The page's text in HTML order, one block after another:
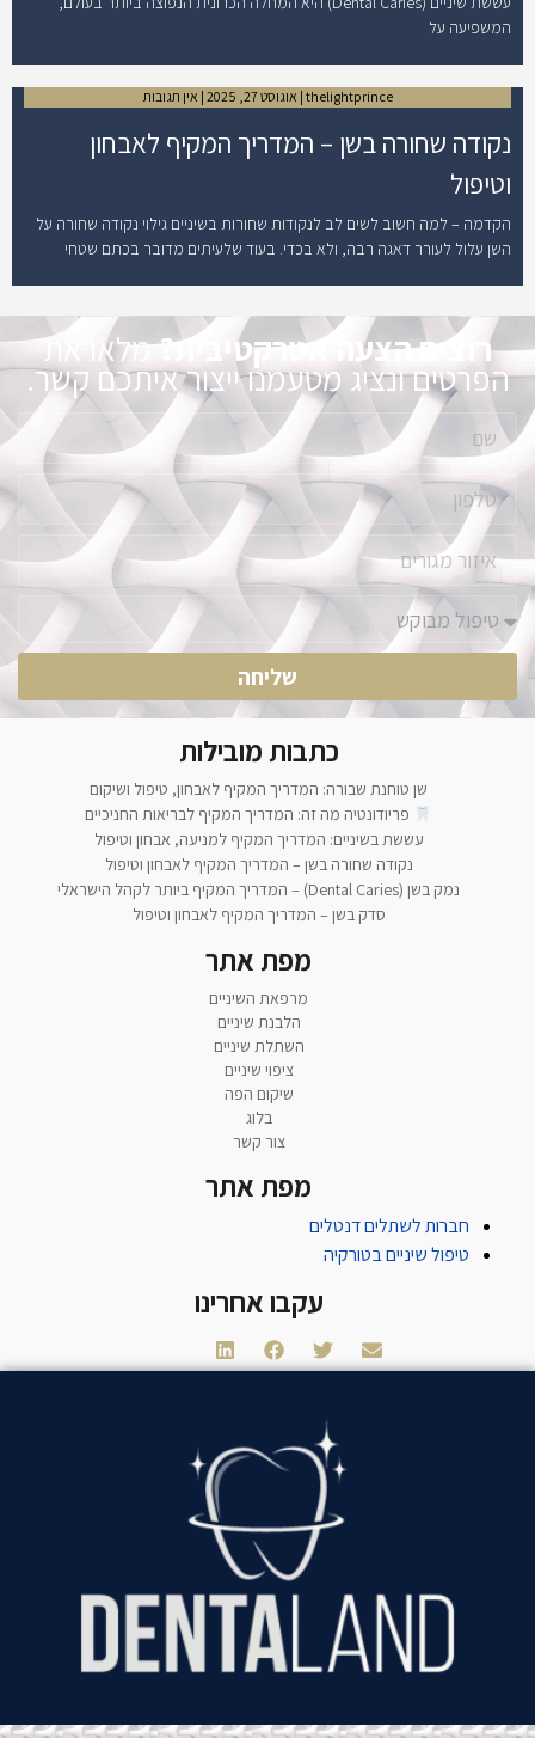
המשפיעה על
נקודה שחורה בשן – המדריך המקיף לאבחון
וטיפול
thelightprince אוגוסט 27, 2025 אין תגובות
הקדמה – למה חשוב לשים לב לנקודות שחורות בשיניים גילוי נקודה שחורה על
השן עלול לעורר דאגה רבה, ולא בכדי. בעוד שלעיתים מדובר בכתם שטחי
רוצים הצעה אטרקטיבית?מלאו את
הפרטים ונציג מטעמנו ייצור איתכם קשר.
שליחה
כתבות מובילות
שן טוחנת שבורה: המדריך המקיף לאבחון, טיפול ושיקום
פריודונטיה מה זה: המדריך המקיף לבריאות החניכיים
עששת בשיניים: המדריך המקיף למניעה, אבחון וטיפול
נקודה שחורה בשן – המדריך המקיף לאבחון וטיפול
נמק בשן (Dental Caries) – המדריך המקיף ביותר לקהל הישראלי
סדק בשן – המדריך המקיף לאבחון וטיפול
מפת אתר
מרפאת השיניים
הלבנת שיניים
השתלת שיניים
ציפוי שיניים
שיקום הפה
בלוג
צור קשר
מפת אתר
חברות לשתלים דנטלים
טיפול שיניים בטורקיה
עקבו אחרינו